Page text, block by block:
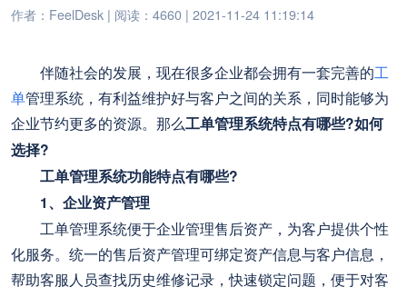
作者：FeelDesk | 阅读：4660 | 2021-11-24 11:19:14
伴随社会的发展，现在很多企业都会拥有一套完善的工
单管理系统，有利益维护好与客户之间的关系，同时能够为
企业节约更多的资源。那么工单管理系统特点有哪些?如何
选择?
工单管理系统功能特点有哪些?
1、企业资产管理
工单管理系统便于企业管理售后资产，为客户提供个性
化服务。统一的售后资产管理可绑定资产信息与客户信息，
帮助客服人员查找历史维修记录，快速锁定问题，便于对客